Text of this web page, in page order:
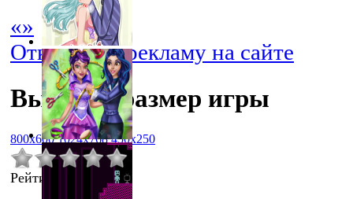
«»
Отключить рекламу на сайте
Выбрать размер игры
800x600 1024x768 450x250
Рейтинг